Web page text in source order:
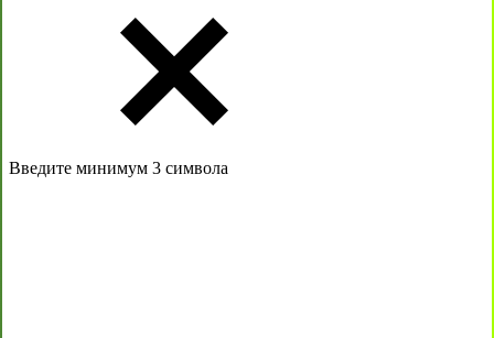
Введите минимум 3 символа